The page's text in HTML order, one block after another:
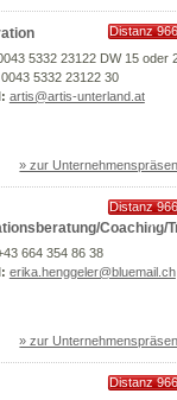
Distanz
5332 23122 DW 15 oder
0043 5332 23122 30
artis@artis-unterland.at
» zur
Coaching/
Distanz
km
664 354 86 38
erika.henggeler@bluemail.ch
» zur
Distanz